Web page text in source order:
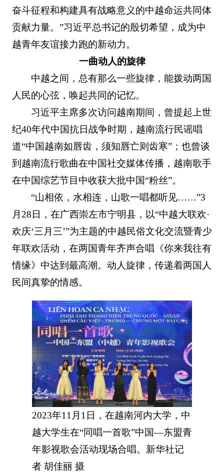
奋斗征程和构建具有战略意义的中越命运共同体
贡献力量。”习近平总书记的殷切希望，成为中
越青年友谊接力跑的新动力。
一曲动人的旋律
中越之间，总有那么一些旋律，能拨动两国
人民的心弦，唤起共同的记忆。
习近平主席多次访问越南期间，曾提起上世
纪40年代中国抗日战争时期，越南流行民谣唱
道“中国越南如唇齿，须知唇亡则齿寒”；也曾谈
到越南流行歌曲在中国社交媒体传播，越南歌手
在中国综艺节目中收获大批中国“粉丝”。
“山相依，水相连，山歌一唱都听见……”3
月28日，在广西崇左市宁明县，以“中越大联欢·
欢庆‘三月三’”为主题的中越民俗文化交流暨青少
年联欢活动，在两国青年齐声合唱《你来我往有
情缘》中达到最高潮。动人旋律，传递着两国人
民间真挚的情感。
2023年11月1日，在越南河内大学，中
越大学生在“同唱一首歌”中国—东盟青
年影视歌会活动现场合唱。新华社记
者 胡佳丽 摄